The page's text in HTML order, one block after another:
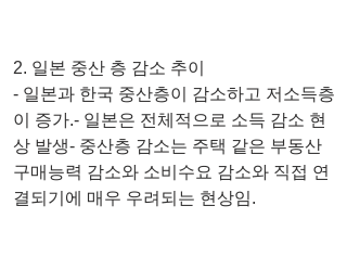
2. 일본 중산 층 감소 추이
- 일본과 한국 중산층이 감소하고 저소득층
이 증가.- 일본은 전체적으로 소득 감소 현
상 발생- 중산층 감소는 주택 같은 부동산
구매능력 감소와 소비수요 감소와 직접 연
결되기에 매우 우려되는 현상임.